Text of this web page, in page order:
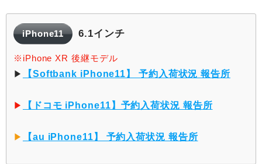
iPhone11 6.1インチ
※iPhone XR 後継モデル
▶︎
【Softbank iPhone11】 予約入荷状況 報告所
▶︎ 【ドコモ iPhone11】予約入荷状況 報告所
▶︎ 【au iPhone11】 予約入荷状況 報告所